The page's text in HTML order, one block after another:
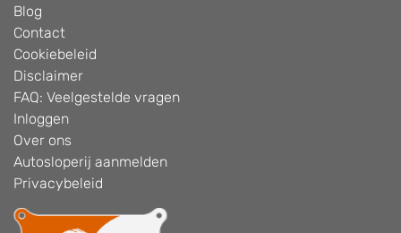
Blog
Contact
Cookiebeleid
Disclaimer
FAQ: Veelgestelde vragen
Inloggen
Over ons
Autosloperij aanmelden
Privacybeleid